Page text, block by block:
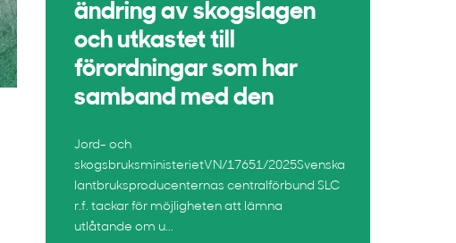
ändring av skogslagen
och utkastet till
förordningar som har
samband med den
Jord- och
skogsbruksministerietVN/17651/2025Svenska
lantbruksproducenternas centralförbund SLC
r.f. tackar för möjligheten att lämna
utlåtande om u...